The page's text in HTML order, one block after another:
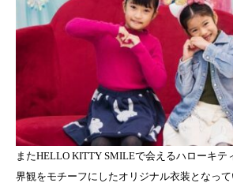
またHELLO KITTY SMILEで会えるハローキテ
界観をモチーフにしたオリジナル衣装となっ